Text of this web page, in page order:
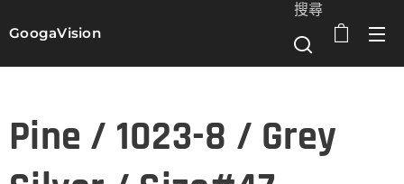
GoogaVision
搜尋
Pine / 1023-8 / Grey